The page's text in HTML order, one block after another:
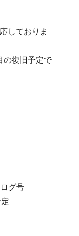
しておりま
の復旧予定で
グ号